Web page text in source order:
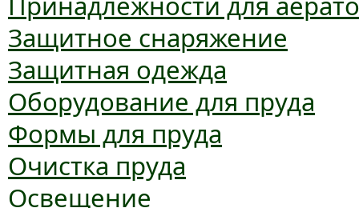
Защитное снаряжение
Защитная одежда
Оборудование для пруда
Формы для пруда
Очистка пруда
Освещение